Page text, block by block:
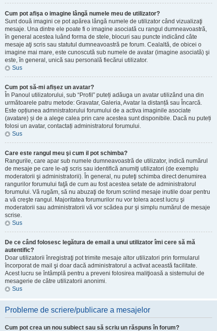
Cum pot afişa o imagine lângă numele meu de utilizator?
Sunt două imagini ce pot apărea lângă numele de utilizator când vizualizaţi
mesaje. Una dintre ele poate fi o imagine asociată cu rangul dumneavoastră,
în general acestea luând forma de stele, blocuri sau puncte indicând câte
mesaje aţi scris sau statutul dumneavoastră pe forum. Cealaltă, de obicei o
imagine mai mare, este cunoscută sub numele de avatar (imagine asociată) şi
este, în general, unică sau personală fiecărui utilizator.
Sus
Cum pot să-mi afișez un avatar?
În Panoul utilizatorului, sub “Profil” puteți adăuga un avatar utilizând una din
următoarele patru metode: Gravatar, Galeria, Avatar la distanță sau Încarcă.
Este opțiunea admnistratorului forumului de a activa imaginile asociate
(avatare) și de a alege calea prin care acestea sunt disponibile. Dacă nu puteți
folosi un avatar, contactați administratorul forumului.
Sus
Care este rangul meu şi cum il pot schimba?
Rangurile, care apar sub numele dumneavoastră de utilizator, indică numărul
de mesaje pe care le-aţi scris sau identifică anumiţi utilizatori (de exemplu
moderatorii şi administratorii). În general, nu puteţi schimba direct denumirea
rangurilor forumului faţă de cum au fost acestea setate de administratorul
forumului. Vă rugăm, să nu abuzaţi de forum scriind mesaje inutile doar pentru
a vă creşte rangul. Majoritatea forumurilor nu vor tolera acest lucru şi
moderatorii sau administratorii vă vor scădea pur şi simplu numărul de mesaje
scrise.
Sus
De ce când folosesc legătura de email a unui utilizator îmi cere să mă
autentific?
Doar utilizatorii înregistraţi pot trimite mesaje altor utilizatori prin formularul
încorporat de mail şi doar dacă administratorul a activat această facilitate.
Acest lucru se întâmplă pentru a preveni folosirea maliţioasă a sistemului de
mesagerie de către utilizatorii anonimi.
Sus
Probleme de scriere/publicare a mesajelor
Cum pot crea un nou subiect sau să scriu un răspuns în forum?